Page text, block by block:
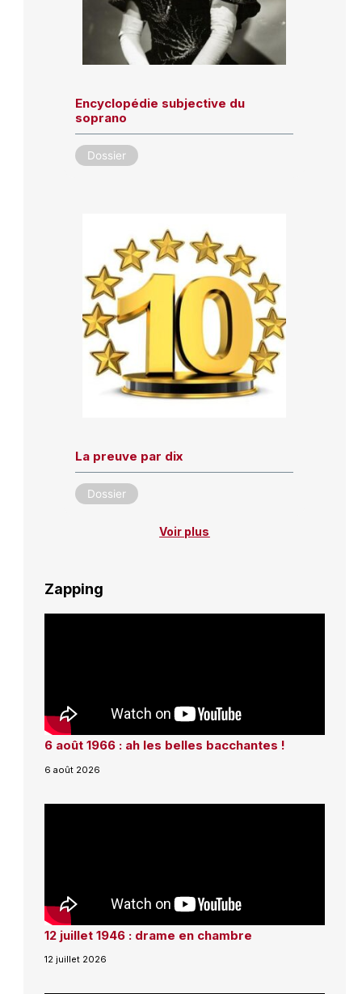
Encyclopédie subjective du
soprano
Dossier
La preuve par dix
Dossier
Voir plus
Zapping
6 août 1966 : ah les belles bacchantes !
6 août 2026
12 juillet 1946 : drame en chambre
12 juillet 2026